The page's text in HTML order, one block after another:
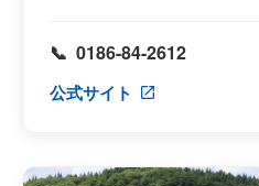
0186-84-2612
公式サイト